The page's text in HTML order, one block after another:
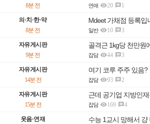
8분 전 연애 20 1
의·치·한·약 Mdeet 가채점 등록입
8분 전 일반 10 3
자유게시판 골격근 1kg당 천만원
9분 전 잡담 44 3
자유게시판 여기 코루 주주 있음?
14분 전 잡담 93 2
자유게시판 근데 공기업 지방인
15분 전 잡담 169 4
웃음·연재 수능 1교시 망해서 걍